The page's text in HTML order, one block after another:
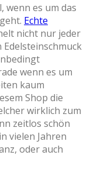
wenn es um das
Echte
nicht nur jeder
wenn es um
kaum
Shop die
wirklich zum
zeitlos schön
vielen Jahren
oder auch